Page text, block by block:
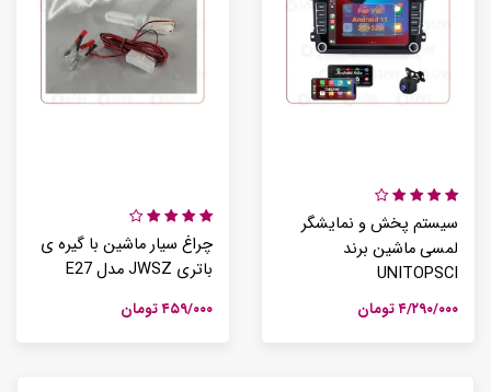
چراغ سیار ماشین با گیره ی
باتری JWSZ مدل E27
۴۵۹/۰۰۰ تومان
سیستم پخش و نمایشگر
لمسی ماشین برند
UNITOPSCI
۴/۲۹۰/۰۰۰ تومان